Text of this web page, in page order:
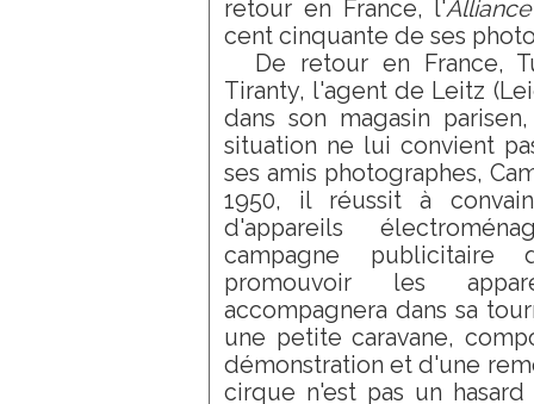
retour en France, l'
cent cinquante de ses
De retour en France,
Tiranty, l'agent de Leitz
dans son magasin
situation ne lui convient
ses amis photographes,
1950, il réussit à
d'appareils
campagne
promouvoir les
accompagnera dans sa
une petite caravane,
démonstration et d'une
cirque n'est pas un